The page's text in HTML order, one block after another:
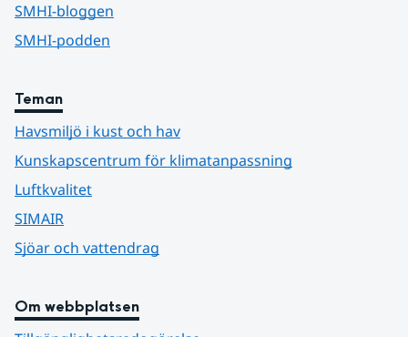
SMHI-bloggen
SMHI-podden
Teman
Havsmiljö i kust och hav
Kunskapscentrum för klimatanpassning
Luftkvalitet
SIMAIR
Sjöar och vattendrag
Om webbplatsen